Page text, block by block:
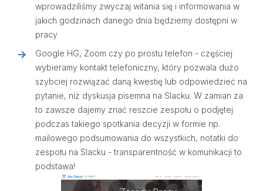
wprowadziliśmy zwyczaj witania się i informowania w
jakich godzinach danego dnia będziemy dostępni w
pracy
Google HG, Zoom czy po prostu telefon - częściej
wybieramy kontakt telefoniczny, który pozwala dużo
szybciej rozwiązać daną kwestię lub odpowiedzieć na
pytanie, niż dyskusja pisemna na Slacku. W zamian za
to zawsze dajemy znać reszcie zespołu o podjętej
podczas takiego spotkania decyzji w formie np.
mailowego podsumowania do wszystkich, notatki do
zespołu na Slacku - transparentność w komunikacji to
podstawa!